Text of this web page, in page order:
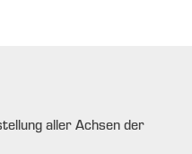
aller Achsen der